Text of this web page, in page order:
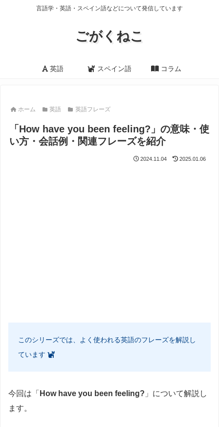
言語学・英語・スペイン語などについて発信しています
ごがくねこ
英語 スペイン語 コラム
ホーム 英語 英語フレーズ
「How have you been feeling?」の意味・使
い方・会話例・関連フレーズを紹介
2024.11.04 2025.01.06
このシリーズでは、よく使われる英語のフレーズを解説し
ています
今回は「 How have you been feeling? 」について解説し
ます。